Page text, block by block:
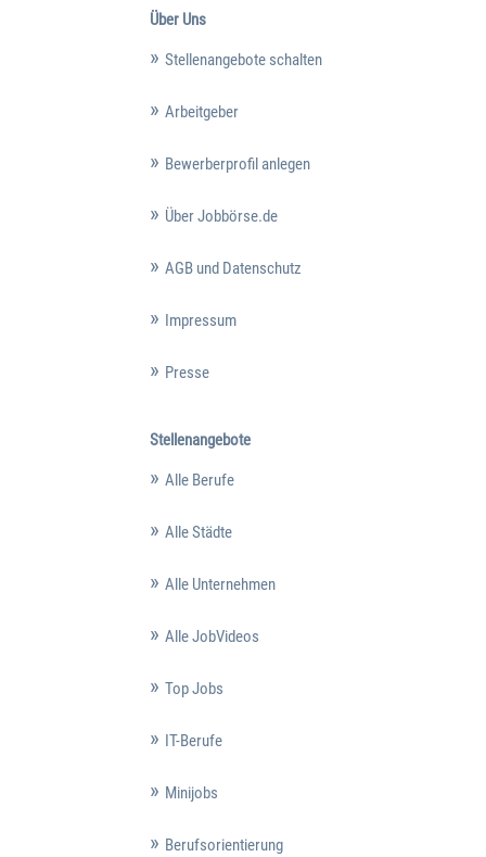
Über Uns
Stellenangebote schalten
Arbeitgeber
Bewerberprofil anlegen
Über Jobbörse.de
AGB und Datenschutz
Impressum
Presse
Stellenangebote
Alle Berufe
Alle Städte
Alle Unternehmen
Alle JobVideos
Top Jobs
IT-Berufe
Minijobs
Berufsorientierung